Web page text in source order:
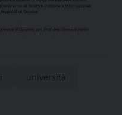
università